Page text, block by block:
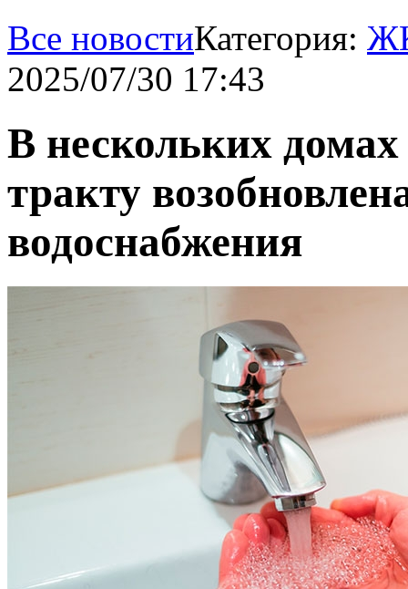
Все новостиКатегория:
2025/07/30 17:43
В нескольких
тракту
водоснабжения